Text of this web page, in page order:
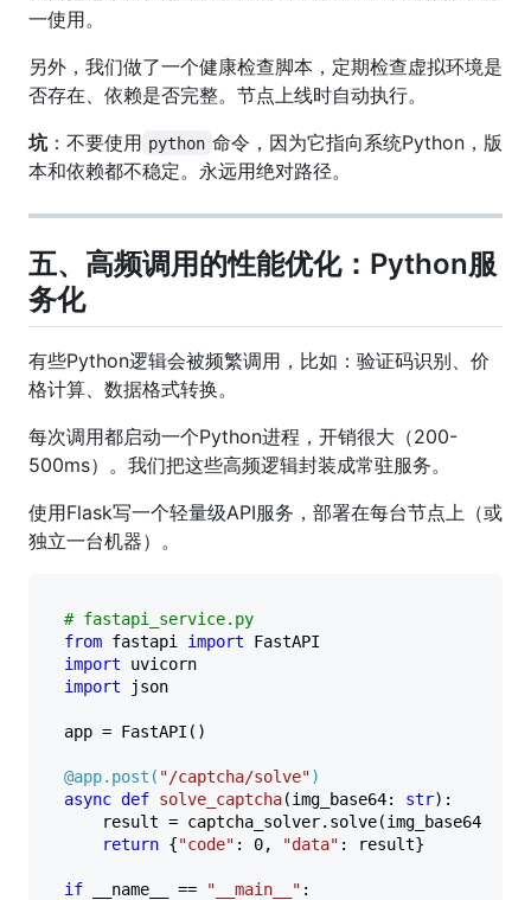
一使用。
另外，我们做了一个健康检查脚本，定期检查虚拟环境是
否存在、依赖是否完整。节点上线时自动执行。
坑：不要使用 python 命令，因为它指向系统Python，版
本和依赖都不稳定。永远用绝对路径。
五、高频调用的性能优化：Python服
务化
有些Python逻辑会被频繁调用，比如：验证码识别、价
格计算、数据格式转换。
每次调用都启动一个Python进程，开销很大（200-
500ms）。我们把这些高频逻辑封装成常驻服务。
使用Flask写一个轻量级API服务，部署在每台节点上（或
独立一台机器）。
# fastapi_service.py
from fastapi import
import
uvicorn
import json
app = FastAPI()
@app.post( "/captcha/solve")
async def solve_captcha(img_base64: str):
    result = captcha_solver.solve(img_base64)
return {"code" : 0, "data" : result}
if __name__ == "__main__" :